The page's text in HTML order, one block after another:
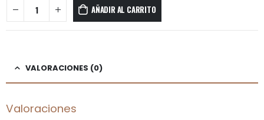
AÑADIR AL CARRITO
VALORACIONES (0)
Valoraciones